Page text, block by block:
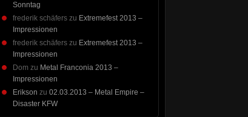
Sonntag
frederik schäfers zu Extremefest 2013 –
Impressionen
frederik schäfers zu Extremefest 2013 –
Impressionen
Dom zu Metal Franconia 2013 –
Impressionen
Erikson zu 02.03.2013 – Metal Empire –
Disaster KFW